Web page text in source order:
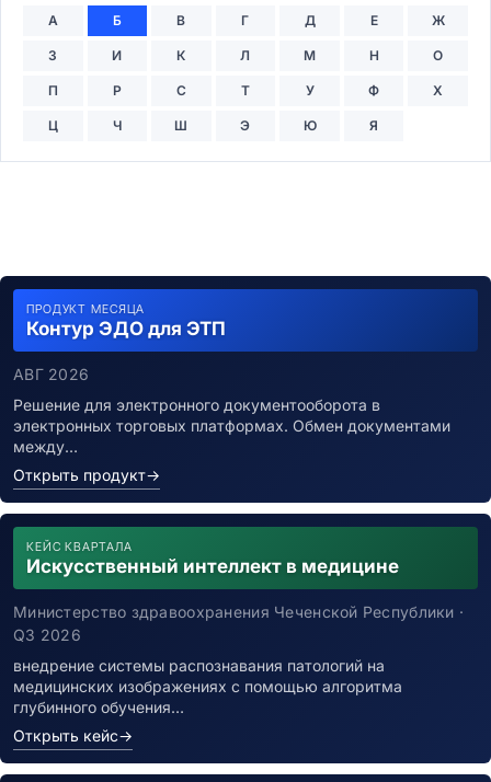
А Б В Г Д Е Ж
З И К Л М Н О
П Р С Т У Ф Х
Ц Ч Ш Э Ю Я
ПРОДУКТ МЕСЯЦА
Контур ЭДО для ЭТП
АВГ 2026
Решение для электронного документооборота в
электронных торговых платформах. Обмен документами
между…
Открыть продукт→
КЕЙС КВАРТАЛА
Искусственный интеллект в медицине
Министерство здравоохранения Чеченской Республики ·
Q3 2026
внедрение системы распознавания патологий на
медицинских изображениях с помощью алгоритма
глубинного обучения…
Открыть кейс→